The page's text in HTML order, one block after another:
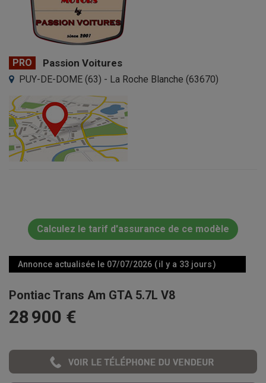
PRO Passion Voitures
PUY-DE-DOME (63) - La Roche Blanche (63670)
Calculez le tarif d'assurance de ce modèle
Annonce actualisée le 07/07/2026 ( il y a 33 jours )
Pontiac Trans Am GTA 5.7L V8
28 900 €